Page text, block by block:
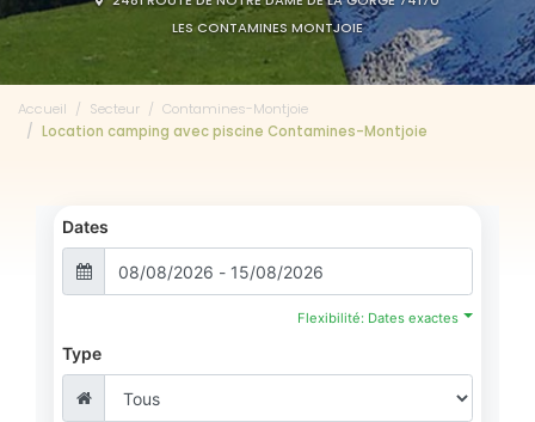
LES CONTAMINES MONTJOIE
Accueil Secteur
Contamines-Montjoie
Location camping avec piscine Contamines-Montjoie
Dates
Flexibilité: Dates exactes
Type